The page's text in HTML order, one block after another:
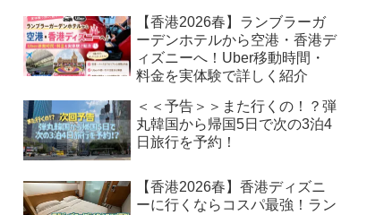
【香港2026春】ランブラーガ
ーデンホテルから空港・香港デ
ィズニーへ！Uber移動時間・
料金を実体験で詳しく紹介
＜＜予告＞＞また行くの！？弾
丸韓国から帰国5日で次の3泊4
日旅行を予約！
【香港2026春】香港ディズニ
ーに行くならコスパ最強！ラン